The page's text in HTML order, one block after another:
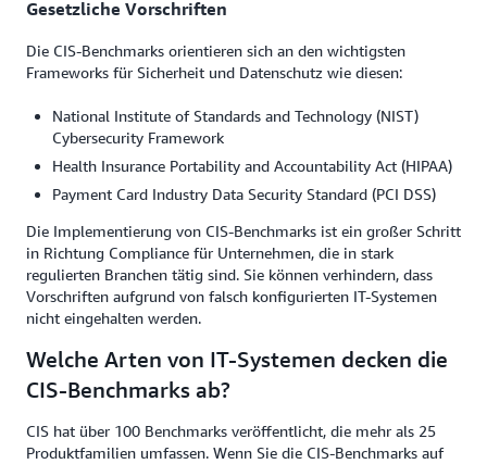
Gesetzliche Vorschriften
Die CIS-Benchmarks orientieren sich an den wichtigsten
Frameworks für Sicherheit und Datenschutz wie diesen:
National Institute of Standards and Technology (NIST)
Cybersecurity Framework
Health Insurance Portability and Accountability Act (HIPAA)
Payment Card Industry Data Security Standard (PCI DSS)
Die Implementierung von CIS-Benchmarks ist ein großer Schritt
in Richtung Compliance für Unternehmen, die in stark
regulierten Branchen tätig sind. Sie können verhindern, dass
Vorschriften aufgrund von falsch konfigurierten IT-Systemen
nicht eingehalten werden.
Welche Arten von IT-Systemen decken die
CIS-Benchmarks ab?
CIS hat über 100 Benchmarks veröffentlicht, die mehr als 25
Produktfamilien umfassen. Wenn Sie die CIS-Benchmarks auf